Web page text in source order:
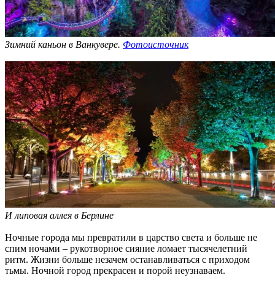
Зимний каньон в Ванкувере. Фотоисточник
И липовая аллея в Берлине
Ночные города мы превратили в царство света и больше не
спим ночами – рукотворное сияние ломает тысячелетний
ритм. Жизни больше незачем останавливаться с приходом
тьмы. Ночной город прекрасен и порой неузнаваем.